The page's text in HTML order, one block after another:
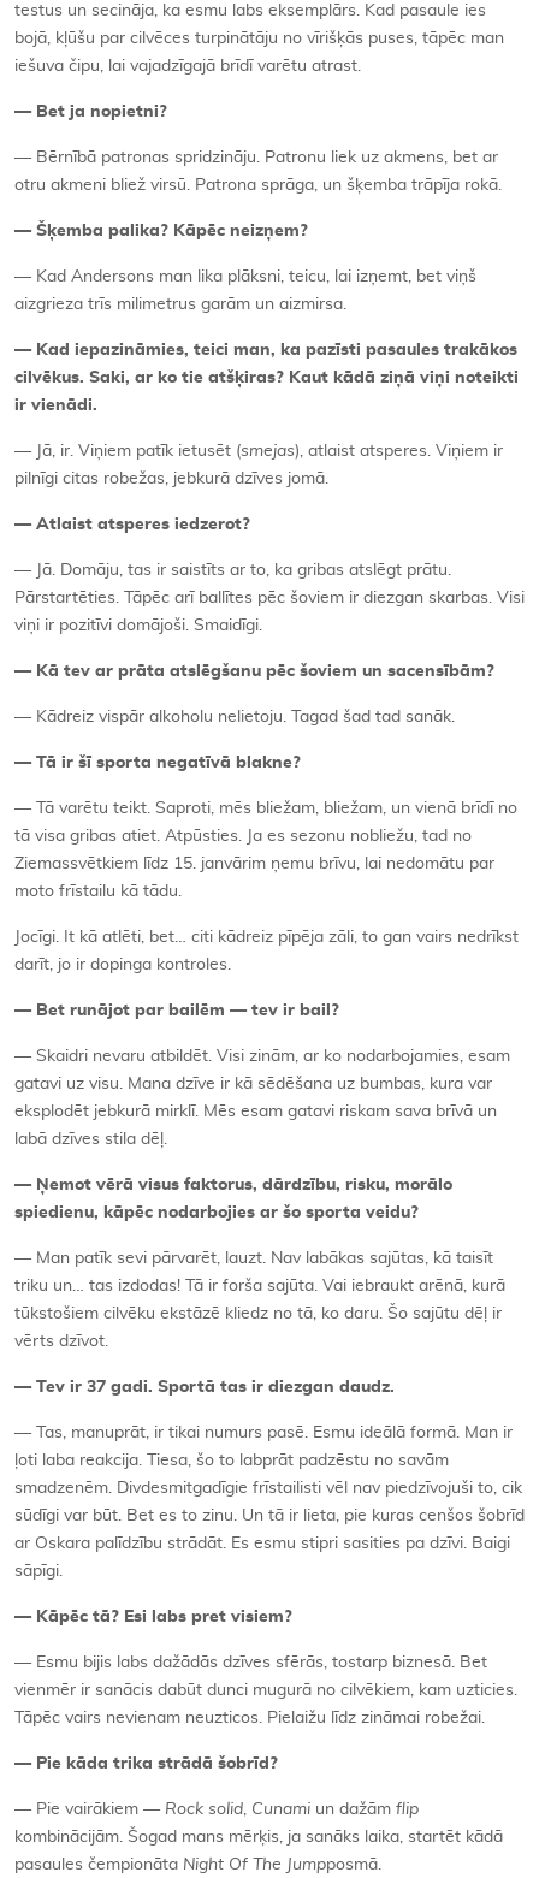
testus un secināja, ka esmu labs eksemplārs. Kad pasaule ies
bojā, kļūšu par cilvēces turpinātāju no vīrišķās puses, tāpēc man
iešuva čipu, lai vajadzīgajā brīdī varētu atrast.
— Bet ja nopietni?
— Bērnībā patronas spridzināju. Patronu liek uz akmens, bet ar
otru akmeni bliež virsū. Patrona sprāga, un šķemba trāpīja rokā.
— Šķemba palika? Kāpēc neizņem?
— Kad Andersons man lika plāksni, teicu, lai izņemt, bet viņš
aizgrieza trīs milimetrus garām un aizmirsa.
— Kad iepazināmies, teici man, ka pazīsti pasaules trakākos
cilvēkus. Saki, ar ko tie atšķiras? Kaut kādā ziņā viņi noteikti
ir vienādi.
— Jā, ir. Viņiem patīk ietusēt (smejas), atlaist atsperes. Viņiem ir
pilnīgi citas robežas, jebkurā dzīves jomā.
— Atlaist atsperes iedzerot?
— Jā. Domāju, tas ir saistīts ar to, ka gribas atslēgt prātu.
Pārstartēties. Tāpēc arī ballītes pēc šoviem ir diezgan skarbas. Visi
viņi ir pozitīvi domājoši. Smaidīgi.
— Kā tev ar prāta atslēgšanu pēc šoviem un sacensībām?
— Kādreiz vispār alkoholu nelietoju. Tagad šad tad sanāk.
— Tā ir šī sporta negatīvā blakne?
— Tā varētu teikt. Saproti, mēs bliežam, bliežam, un vienā brīdī no
tā visa gribas atiet. Atpūsties. Ja es sezonu nobliežu, tad no
Ziemassvētkiem līdz 15. janvārim ņemu brīvu, lai nedomātu par
moto frīstailu kā tādu.
Jocīgi. It kā atlēti, bet… citi kādreiz pīpēja zāli, to gan vairs nedrīkst
darīt, jo ir dopinga kontroles.
— Bet runājot par bailēm — tev ir bail?
— Skaidri nevaru atbildēt. Visi zinām, ar ko nodarbojamies, esam
gatavi uz visu. Mana dzīve ir kā sēdēšana uz bumbas, kura var
eksplodēt jebkurā mirklī. Mēs esam gatavi riskam sava brīvā un
labā dzīves stila dēļ.
— Ņemot vērā visus faktorus, dārdzību, risku, morālo
spiedienu, kāpēc nodarbojies ar šo sporta veidu?
— Man patīk sevi pārvarēt, lauzt. Nav labākas sajūtas, kā taisīt
triku un… tas izdodas! Tā ir forša sajūta. Vai iebraukt arēnā, kurā
tūkstošiem cilvēku ekstāzē kliedz no tā, ko daru. Šo sajūtu dēļ ir
vērts dzīvot.
— Tev ir 37 gadi. Sportā tas ir diezgan daudz.
— Tas, manuprāt, ir tikai numurs pasē. Esmu ideālā formā. Man ir
ļoti laba reakcija. Tiesa, šo to labprāt padzēstu no savām
smadzenēm. Divdesmitgadīgie frīstailisti vēl nav piedzīvojuši to, cik
sūdīgi var būt. Bet es to zinu. Un tā ir lieta, pie kuras cenšos šobrīd
ar Oskara palīdzību strādāt. Es esmu stipri sasities pa dzīvi. Baigi
sāpīgi.
— Kāpēc tā? Esi labs pret visiem?
— Esmu bijis labs dažādās dzīves sfērās, tostarp biznesā. Bet
vienmēr ir sanācis dabūt dunci mugurā no cilvēkiem, kam uzticies.
Tāpēc vairs nevienam neuzticos. Pielaižu līdz zināmai robežai.
— Pie kāda trika strādā šobrīd?
— Pie vairākiem — Rock solid, Cunami un dažām flip
kombinācijām. Šogad mans mērķis, ja sanāks laika, startēt kādā
pasaules čempionāta Night Of The Jumpposmā.